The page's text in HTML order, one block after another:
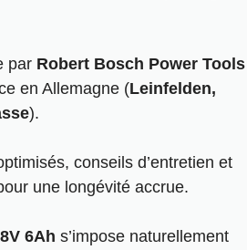
par Robert Bosch Power Tools
en Allemagne (Leinfelden,
).
conseils d’entretien et
une longévité accrue.
6Ah s’impose naturellement